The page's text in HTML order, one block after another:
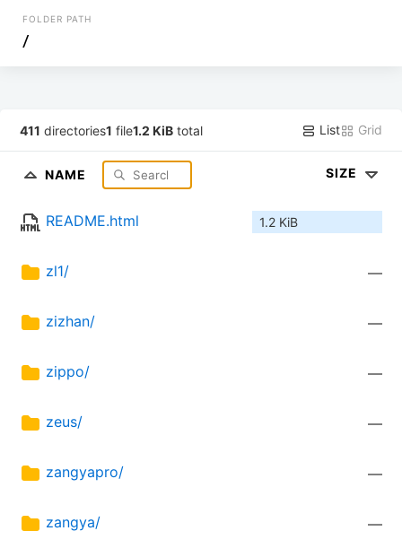
FOLDER PATH
/
411 directories1 file1.2 KiB total List Grid
NAME SIZE
README.html 1.2 KiB
zl1/ —
zizhan/ —
zippo/ —
zeus/ —
zangyapro/ —
zangya/ —